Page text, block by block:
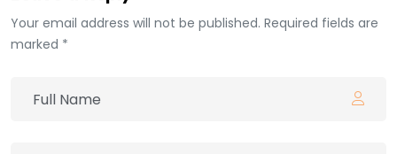
Your email address will not be published. Required fields are
marked *